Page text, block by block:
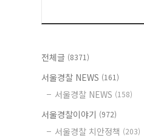
전체글 (8371)
서울경찰 NEWS (161)
서울경찰 NEWS (158)
서울경찰이야기 (972)
서울경찰 치안정책 (203)